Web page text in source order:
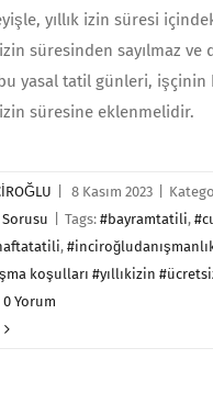
yıl­lık izin süresi
süresinden sayılmaz ve
bu yasal tatil günleri, işçinin
süresine eklenmelidir.
8 Kasım 2023
Tags: #bayramtatili,
,
koşulları #yıllıkizin
0 Yorum